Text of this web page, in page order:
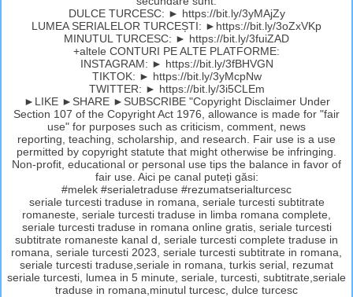
DULCE TURCESC: ► https://bit.ly/3yMAjZy
LUMEA SERIALELOR TURCEȘTI: ►https://bit.ly/3oZxVKp
MINUTUL TURCESC: ► https://bit.ly/3fuiZAD
+altele CONTURI PE ALTE PLATFORME:
INSTAGRAM: ► https://bit.ly/3fBHVGN
TIKTOK: ► https://bit.ly/3yMcpNw
TWITTER: ► https://bit.ly/3i5CLEm
►LIKE ►SHARE ►SUBSCRIBE "Copyright Disclaimer Under
Section 107 of the Copyright Act 1976, allowance is made for "fair
use" for purposes such as criticism, comment, news
reporting, teaching, scholarship, and research. Fair use is a use
permitted by copyright statute that might otherwise be infringing.
Non-profit, educational or personal use tips the balance in favor of
fair use. Aici pe canal puteți găsi:
#melek #serialetraduse #rezumatserialturcesc
seriale turcesti traduse in romana, seriale turcesti subtitrate
romaneste, seriale turcesti traduse in limba romana complete,
seriale turcesti traduse in romana online gratis, seriale turcesti
subtitrate romaneste kanal d, seriale turcesti complete traduse in
romana, seriale turcesti 2023, seriale turcesti subtitrate in romana,
seriale turcesti traduse,seriale in romana, turkis serial, rezumat
seriale turcesti, lumea in 5 minute, seriale, turcesti, subtitrate,seriale
traduse in romana,minutul turcesc, dulce turcesc